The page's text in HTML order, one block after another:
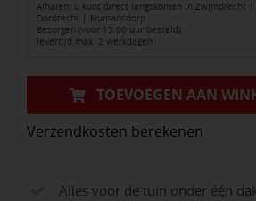
Roval
45x45mm
aantal
Afhalen: u kunt direct langskomen in Zwijndrecht |
Dordrecht | Numansdorp
Bezorgen (voor 15:00 uur besteld):
levertijd max. 2 werkdagen
TOEVOEGEN AAN
Verzendkosten berekenen
Alles voor de tuin onder één